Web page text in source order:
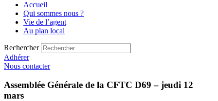
Accueil
Qui sommes nous ?
Vie de l’agent
Au plan local
Rechercher
Adhérer
Nous contacter
Assemblée Générale de la CFTC D69 – jeudi 12
mars